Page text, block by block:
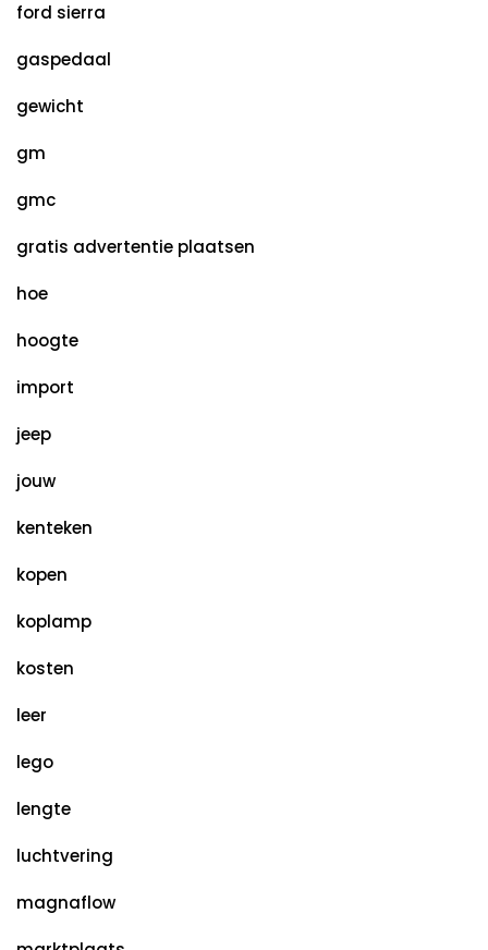
ford sierra
gaspedaal
gewicht
gm
gmc
gratis advertentie plaatsen
hoe
hoogte
import
jeep
jouw
kenteken
kopen
koplamp
kosten
leer
lego
lengte
luchtvering
magnaflow